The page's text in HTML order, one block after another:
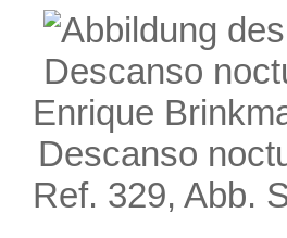
Enrique
Descanso
Ref. 329, Abb.